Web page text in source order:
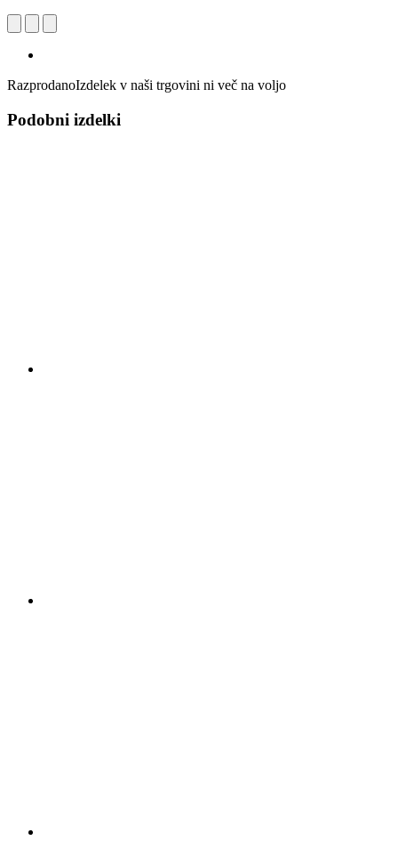
RazprodanoIzdelek v naši trgovini ni več na voljo
Podobni izdelki